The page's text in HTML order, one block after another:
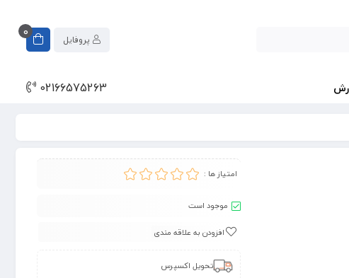
0
02166575263
امتیاز ها :
موجود است
افزودن به علاقه مندی
تحویل اکسپرس